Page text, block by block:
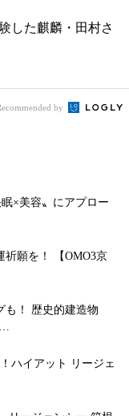
した麒麟・田村さ
by
×美容〟にアプロー
祈願を！ 【OMO3京
も！ 歴史的建造物
ハイアット リージェ